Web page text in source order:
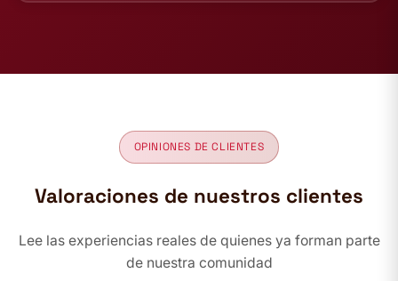
OPINIONES DE CLIENTES
Valoraciones de nuestros clientes
Lee las experiencias reales de quienes ya forman parte
de nuestra comunidad